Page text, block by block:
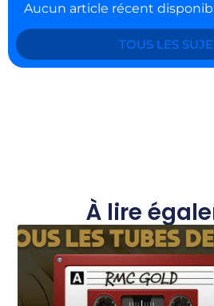
Aucun article récent
TOUS LES
À lire